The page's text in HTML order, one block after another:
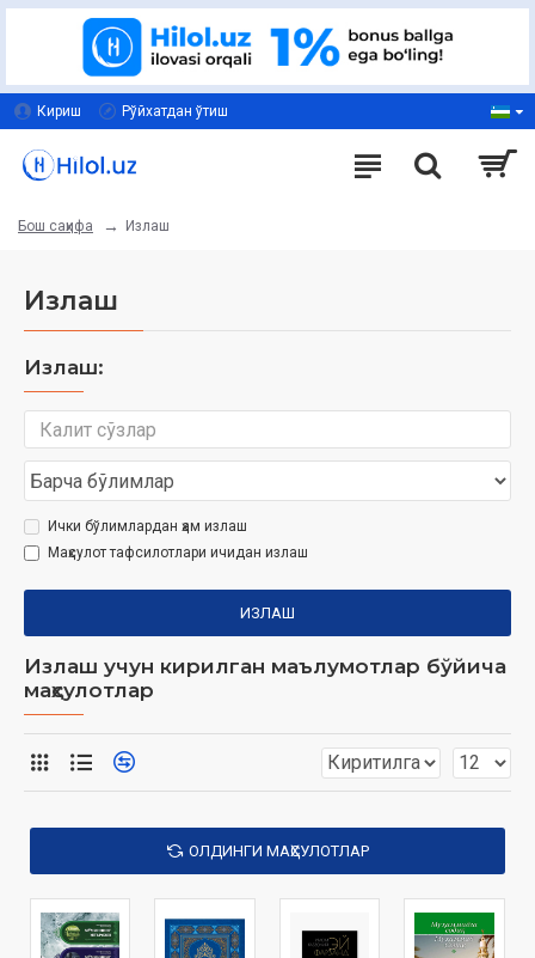
Кириш Рўйхатдан ўтиш
Бош саҳифа Излаш
Излаш
Излаш:
Ички бўлимлардан ҳам излаш
Маҳсулот тафсилотлари ичидан излаш
ИЗЛАШ
Излаш учун кирилган маълумотлар бўйича
маҳсулотлар
ОЛДИНГИ МАҲСУЛОТЛАР